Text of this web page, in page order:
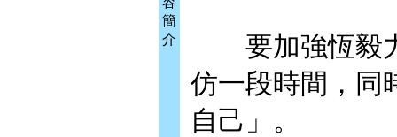
簡
介
要加強恆毅力
仿一段時間，同
自己」。